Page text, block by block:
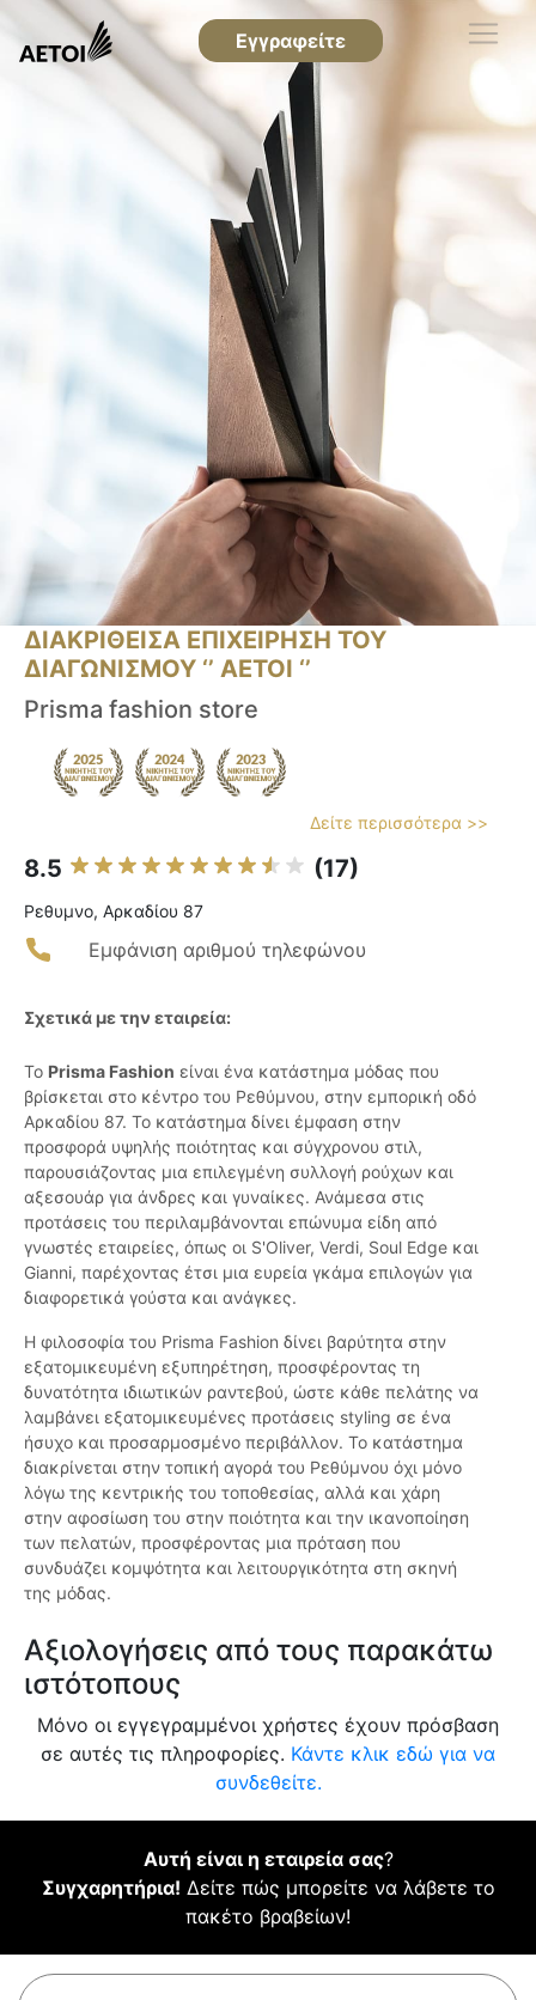
Εγγραφείτε
ΔΙΑΚΡΙΘΕΙΣΑ ΕΠΙΧΕΙΡΗΣΗ ΤΟΥ
ΔΙΑΓΩΝΙΣΜΟΥ ‘’ ΑΕΤΟΙ ‘’
Prisma fashion store
Δείτε περισσότερα >>
8.5 (17)
Ρεθυμνο, Αρκαδίου 87
Εμφάνιση αριθμού τηλεφώνου
Σχετικά με την εταιρεία:
Το Prisma Fashion είναι ένα κατάστημα μόδας που
βρίσκεται στο κέντρο του Ρεθύμνου, στην εμπορική οδό
Αρκαδίου 87. Το κατάστημα δίνει έμφαση στην
προσφορά υψηλής ποιότητας και σύγχρονου στιλ,
παρουσιάζοντας μια επιλεγμένη συλλογή ρούχων και
αξεσουάρ για άνδρες και γυναίκες. Ανάμεσα στις
προτάσεις του περιλαμβάνονται επώνυμα είδη από
γνωστές εταιρείες, όπως οι S'Oliver, Verdi, Soul Edge και
Gianni, παρέχοντας έτσι μια ευρεία γκάμα επιλογών για
διαφορετικά γούστα και ανάγκες.
Η φιλοσοφία του Prisma Fashion δίνει βαρύτητα στην
εξατομικευμένη εξυπηρέτηση, προσφέροντας τη
δυνατότητα ιδιωτικών ραντεβού, ώστε κάθε πελάτης να
λαμβάνει εξατομικευμένες προτάσεις styling σε ένα
ήσυχο και προσαρμοσμένο περιβάλλον. Το κατάστημα
διακρίνεται στην τοπική αγορά του Ρεθύμνου όχι μόνο
λόγω της κεντρικής του τοποθεσίας, αλλά και χάρη
στην αφοσίωση του στην ποιότητα και την ικανοποίηση
των πελατών, προσφέροντας μια πρόταση που
συνδυάζει κομψότητα και λειτουργικότητα στη σκηνή
της μόδας.
Αξιολογήσεις από τους παρακάτω
ιστότοπους
Μόνο οι εγγεγραμμένοι χρήστες έχουν πρόσβαση
σε αυτές τις πληροφορίες. Κάντε κλικ εδώ για να
συνδεθείτε.
Αυτή είναι η εταιρεία σας?
Συγχαρητήρια! Δείτε πώς μπορείτε να λάβετε το
πακέτο βραβείων!